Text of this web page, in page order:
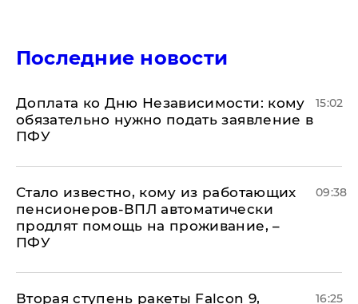
Последние новости
Доплата ко Дню Независимости: кому
обязательно нужно подать заявление в
ПФУ
15:02
Стало известно, кому из работающих
пенсионеров-ВПЛ автоматически
продлят помощь на проживание, –
ПФУ
09:38
Вторая ступень ракеты Falcon 9, 16:25